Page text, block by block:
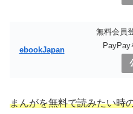
ebookJapan
無料会員
PayPay
まんがを無料で読みたい時